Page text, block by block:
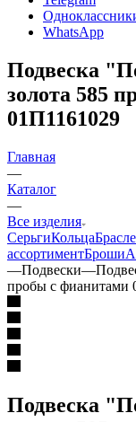
WhatsApp
Подвеска
золота 585
01П1161029
Главная
—
Каталог
—
Все изделия
СерьгиКольца
ассортиментБроши
—Подвески—
пробы с фианитами
Подвеска